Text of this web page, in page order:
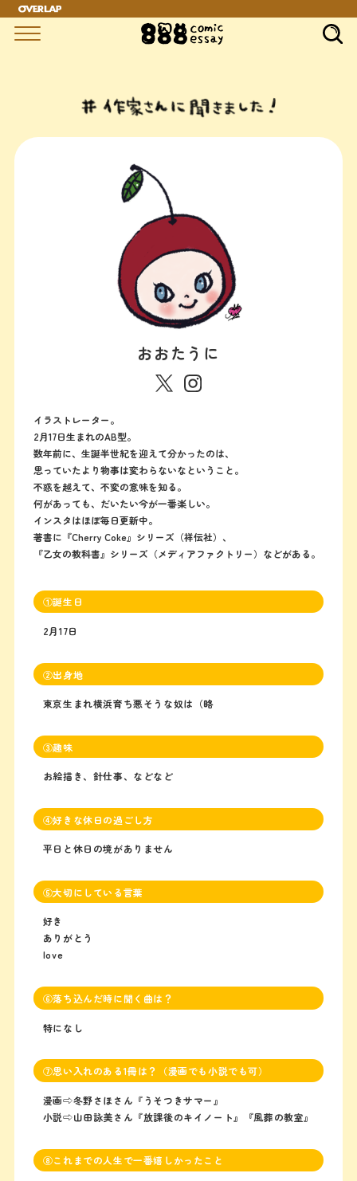
おおたうに
イラストレーター。
2月17日生まれのAB型。
数年前に、生誕半世紀を迎えて分かったのは、
思っていたより物事は変わらないなということ。
不惑を越えて、不変の意味を知る。
何があっても、だいたい今が一番楽しい。
インスタはほぼ毎日更新中。
著書に『Cherry Coke』シリーズ（祥伝社）、
『乙女の教科書』シリーズ（メディアファクトリー）などがある。
①誕生日
2月17日
②出身地
東京生まれ横浜育ち悪そうな奴は（略
③趣味
お絵描き、針仕事、などなど
④好きな休日の過ごし方
平日と休日の境がありません
⑤大切にしている言葉
好き
ありがとう
love
⑥落ち込んだ時に聞く曲は？
特になし
⑦思い入れのある1冊は？（漫画でも小説でも可）
漫画⇨冬野さほさん『うそつきサマー』
小説⇨山田詠美さん『放課後のキイノート』『風葬の教室』
⑧これまでの人生で一番嬉しかったこと